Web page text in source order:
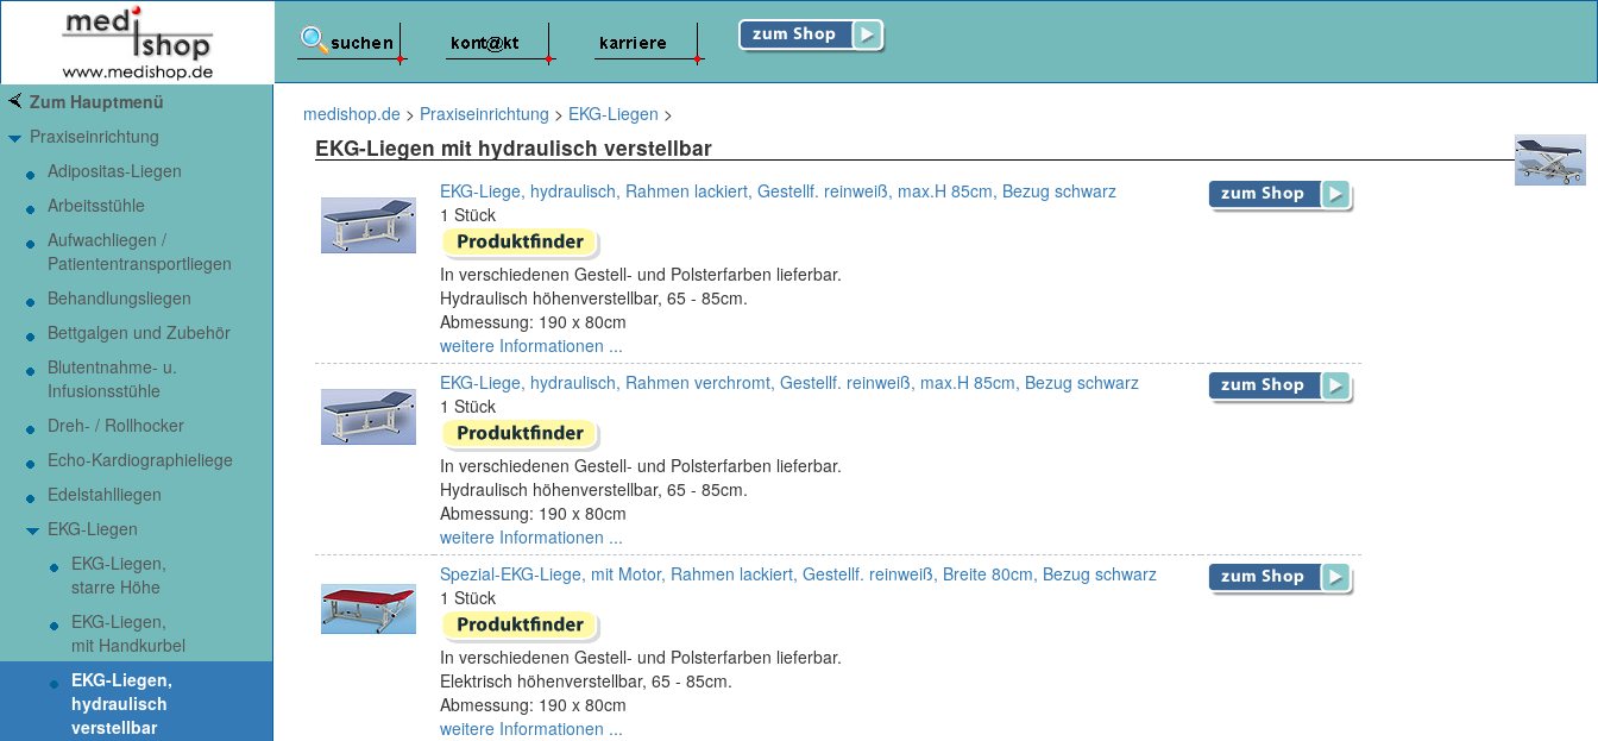
medishop.de > Praxiseinrichtung > EKG-Liegen >
EKG-Liegen mit hydraulisch verstellbar
EKG-Liege, hydraulisch, Rahmen lackiert, Gestellf. reinweiß, max.H 85cm, Bezug schwarz
1 Stück
In verschiedenen Gestell- und Polsterfarben lieferbar.
Hydraulisch höhenverstellbar, 65 - 85cm.
Abmessung: 190 x 80cm
weitere Informationen ...
EKG-Liege, hydraulisch, Rahmen verchromt, Gestellf. reinweiß, max.H 85cm, Bezug schwarz
1 Stück
In verschiedenen Gestell- und Polsterfarben lieferbar.
Hydraulisch höhenverstellbar, 65 - 85cm.
Abmessung: 190 x 80cm
weitere Informationen ...
Spezial-EKG-Liege, mit Motor, Rahmen lackiert, Gestellf. reinweiß, Breite 80cm, Bezug schwarz
1 Stück
In verschiedenen Gestell- und Polsterfarben lieferbar.
Elektrisch höhenverstellbar, 65 - 85cm.
Abmessung: 190 x 80cm
weitere Informationen ...
Zum Hauptmenü
Praxiseinrichtung
Adipositas-Liegen
Arbeitsstühle
Aufwachliegen /
Patiententransportliegen
Behandlungsliegen
Bettgalgen und Zubehör
Blutentnahme- u.
Infusionsstühle
Dreh- / Rollhocker
Echo-Kardiographieliege
Edelstahlliegen
EKG-Liegen
EKG-Liegen,
starre Höhe
EKG-Liegen,
mit Handkurbel
EKG-Liegen,
hydraulisch
verstellbar